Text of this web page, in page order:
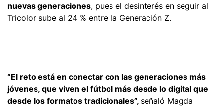
nuevas generaciones, pues el desinterés en seguir al
Tricolor sube al 24 % entre la Generación Z.
“El reto está en conectar con las generaciones más
jóvenes, que viven el fútbol más desde lo digital que
desde los formatos tradicionales”, señaló Magda